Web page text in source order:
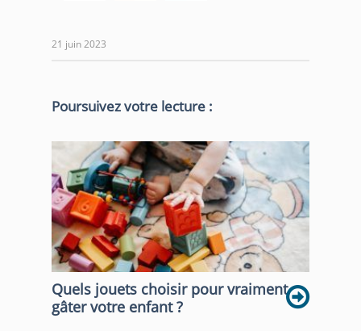
21 juin 2023
Poursuivez votre lecture :
Quels jouets choisir pour vraiment
gâter votre enfant ?